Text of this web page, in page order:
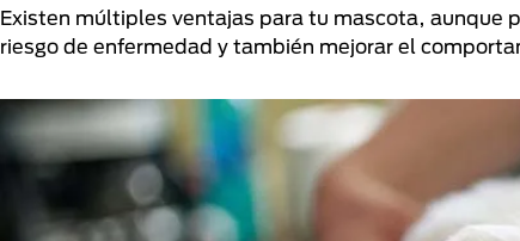
Existen múltiples ventajas para tu mascota, aunque
riesgo de enfermedad y también mejorar el